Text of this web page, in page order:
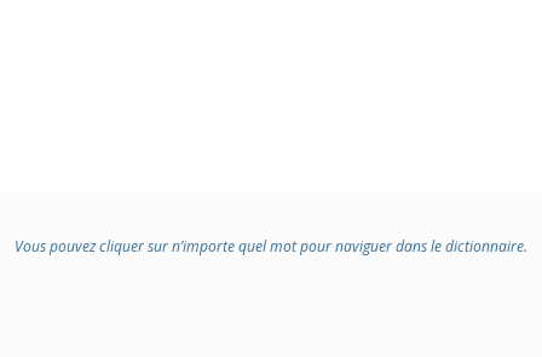
Vous pouvez cliquer sur n’importe quel mot pour naviguer dans le dictionnaire.